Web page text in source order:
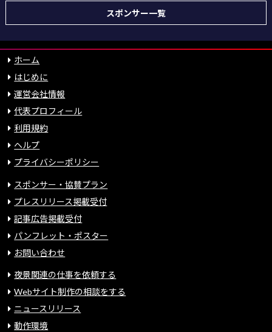
スポンサー一覧
ホーム
はじめに
運営会社情報
代表プロフィール
利用規約
ヘルプ
プライバシーポリシー
スポンサー・協賛プラン
プレスリリース掲載受付
記事広告掲載受付
パンフレット・ポスター
お問い合わせ
夜景関連の仕事を依頼する
Webサイト制作の相談をする
ニュースリリース
動作環境